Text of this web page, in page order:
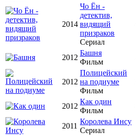
2014
Чо Ён -
детектив,
видящий
призраков
Сериал
2012
Башня
Фильм
2012
Полицейский
на подиуме
Фильм
2012
Как один
Фильм
2011
Королева Инсу
Сериал